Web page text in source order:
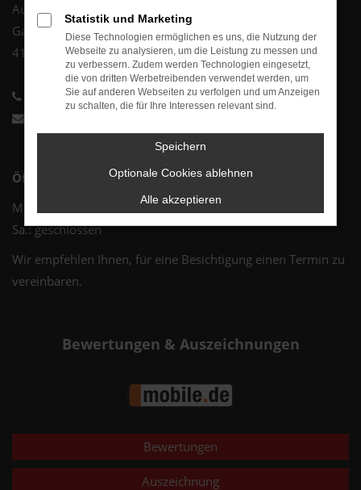
Autozentrum Schmitz Inh.: Sascha Schmitz
Gartenstraße 93
41236 Mönchengladbach
+49 2166 990 41 01
Öffnungszeiten
Mo. - Fr.: 09:00 - 17:00 Uhr
Sa.: geschlossen
Wir empfehlen Ihnen, für eine Besichtigung einen Termin zu
vereinbaren.
Bewertungen & Auszeichnungen
Bewertungen
Auszeichnung
Statistik und Marketing
Diese Technologien ermöglichen es uns, die Nutzung der
Webseite zu analysieren, um die Leistung zu messen und
zu verbessern. Zudem werden Technologien eingesetzt,
die von dritten Werbetreibenden verwendet werden, um
Sie auf anderen Webseiten zu verfolgen und um Anzeigen
zu schalten, die für Ihre Interessen relevant sind.
Speichern
Optionale Cookies ablehnen
Alle akzeptieren